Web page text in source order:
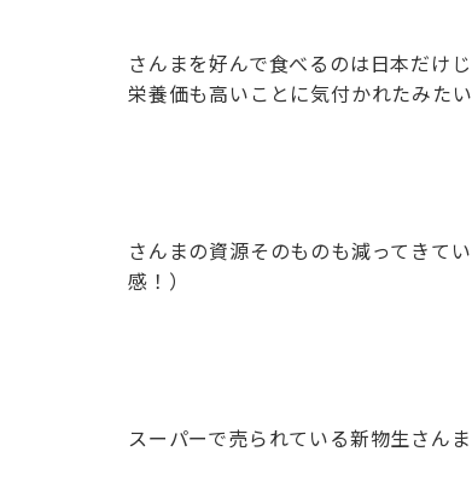
さんまを好んで食べるのは日本だけ
栄養価も高いことに気付かれたみたい
さんまの資源そのものも減ってきて
感！）
スーパーで売られている新物生さん